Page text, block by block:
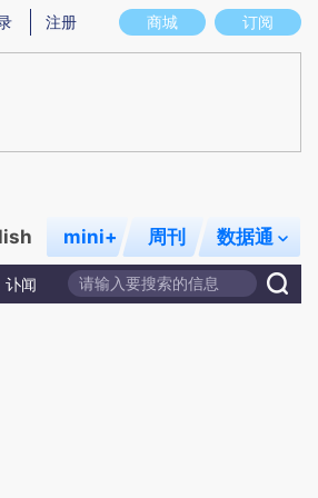
实意图存在偏差。不代表财新观点和立场。推荐
商城 订阅
注册
mini+ 周刊 数据通
讣闻